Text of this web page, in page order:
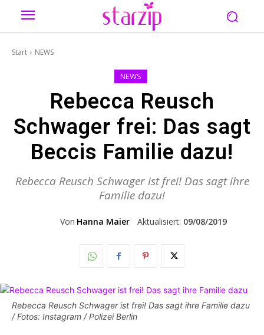
Start NEWS
NEWS
Rebecca Reusch
Schwager frei: Das sagt
Beccis Familie dazu!
Rebecca Reusch Schwager ist frei! Das sagt ihre
Familie dazu!
Von Hanna Maier Aktualisiert: 09/08/2019
Rebecca Reusch Schwager ist frei! Das sagt ihre Familie dazu
/ Fotos: Instagram / Polizei Berlin